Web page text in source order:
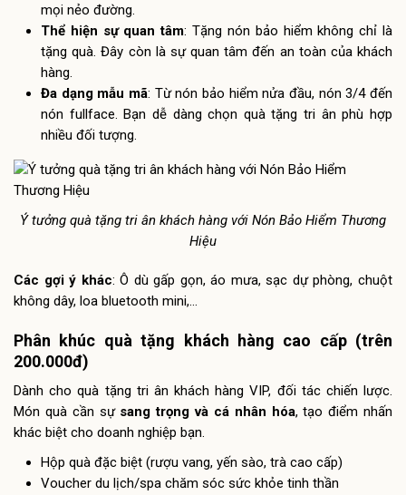
mọi nẻo đường.
Thể hiện sự quan tâm: Tặng nón bảo hiểm không chỉ là
tặng quà. Đây còn là sự quan tâm đến an toàn của khách
hàng.
Đa dạng mẫu mã: Từ nón bảo hiểm nửa đầu, nón 3/4 đến
nón fullface. Bạn dễ dàng chọn quà tặng tri ân phù hợp
nhiều đối tượng.
Ý tưởng quà tặng tri ân khách hàng với Nón Bảo Hiểm Thương
Hiệu
Các gợi ý khác: Ô dù gấp gọn, áo mưa, sạc dự phòng, chuột
không dây, loa bluetooth mini,…
Phân khúc quà tặng khách hàng cao cấp (trên
200.000đ)
Dành cho quà tặng tri ân khách hàng VIP, đối tác chiến lược.
Món quà cần sự sang trọng và cá nhân hóa, tạo điểm nhấn
khác biệt cho doanh nghiệp bạn.
Hộp quà đặc biệt (rượu vang, yến sào, trà cao cấp)
Voucher du lịch/spa chăm sóc sức khỏe tinh thần